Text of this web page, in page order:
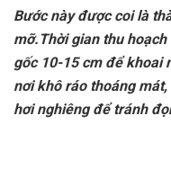
Bước này được coi là
mỡ.Thời gian thu
gốc 10-15 cm để khoai
nơi khô ráo thoáng
hơi nghiêng để tránh